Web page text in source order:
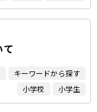
キーワードから探す
小学校
小学生